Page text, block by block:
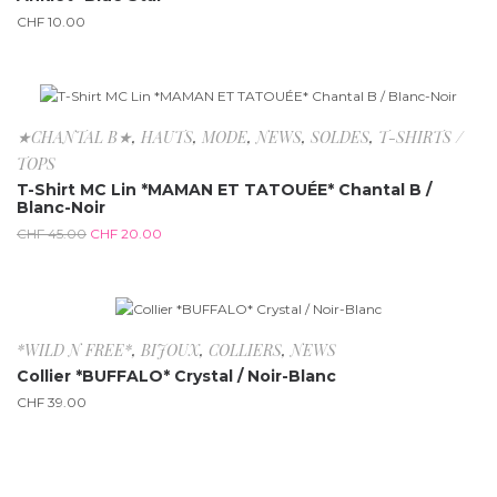
CHF 10.00
-55.6%
★CHANTAL B★, HAUTS, MODE,NEWS, SOLDES, T-SHIRTS /
TOPS
T-Shirt MC Lin *MAMAN ET TATOUÉE* Chantal B /
Blanc-Noir
CHF45.00 CHF 20.00
*WILD N FREE*, BIJOUX, COLLIERS, NEWS
Collier *BUFFALO* Crystal / Noir-Blanc
CHF 39.00